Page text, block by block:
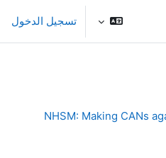
تسجيل الدخول
NHSM: Making CANs